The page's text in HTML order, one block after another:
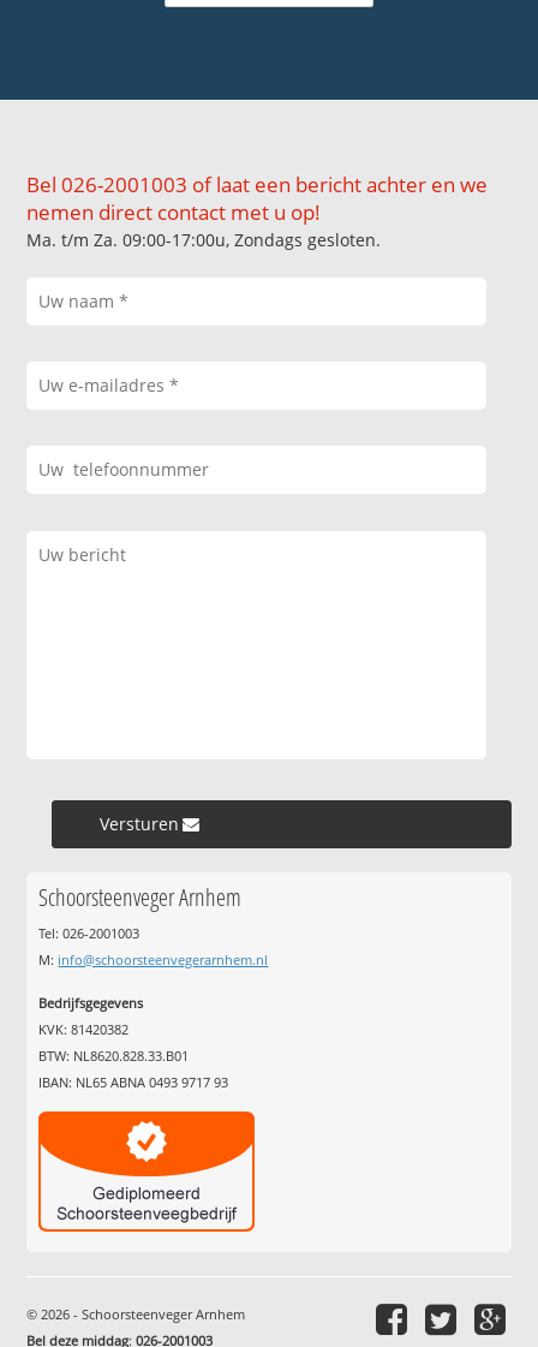
Bel 026-2001003 of laat een bericht achter en we
nemen direct contact met u op!
Ma. t/m Za. 09:00-17:00u, Zondags gesloten.
Versturen »
Schoorsteenveger Arnhem
Tel: 026-2001003
M: info@schoorsteenvegerarnhem.nl
Bedrijfsgegevens
KVK: 81420382
BTW: NL8620.828.33.B01
IBAN: NL65 ABNA 0493 9717 93
© 2026 - Schoorsteenveger Arnhem
Bel deze middag:026-2001003